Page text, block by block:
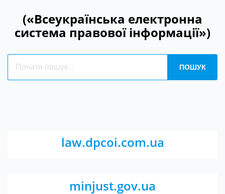
(«Всеукраїнська електронна
система правової інформації»)
law.dpcoi.com.ua
minjust.gov.ua